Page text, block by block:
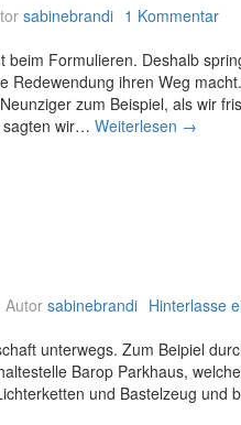
i
m
a
c
h
w
sabinebrandi 1 Kommentar
Formulieren. Deshalb
Redewendung ihren Weg
zum Beispiel, als wir
sagten wir… Weiterlesen W
i
m
a
c
→
Autor sabinebrandi Hinterlasse
unterwegs. Zum Beipiel
Barop Parkhaus,
und Bastelzeug und